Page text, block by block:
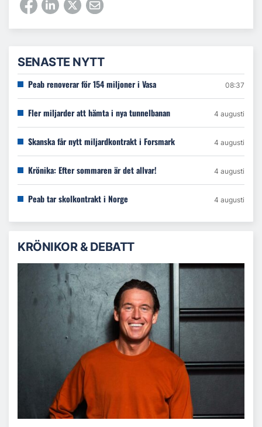
SENASTE NYTT
Peab renoverar för 154 miljoner i Vasa 08:37
Fler miljarder att hämta i nya tunnelbanan 4 augusti
Skanska får nytt miljardkontrakt i Forsmark 4 augusti
Krönika: Efter sommaren är det allvar! 4 augusti
Peab tar skolkontrakt i Norge 4 augusti
KRÖNIKOR & DEBATT